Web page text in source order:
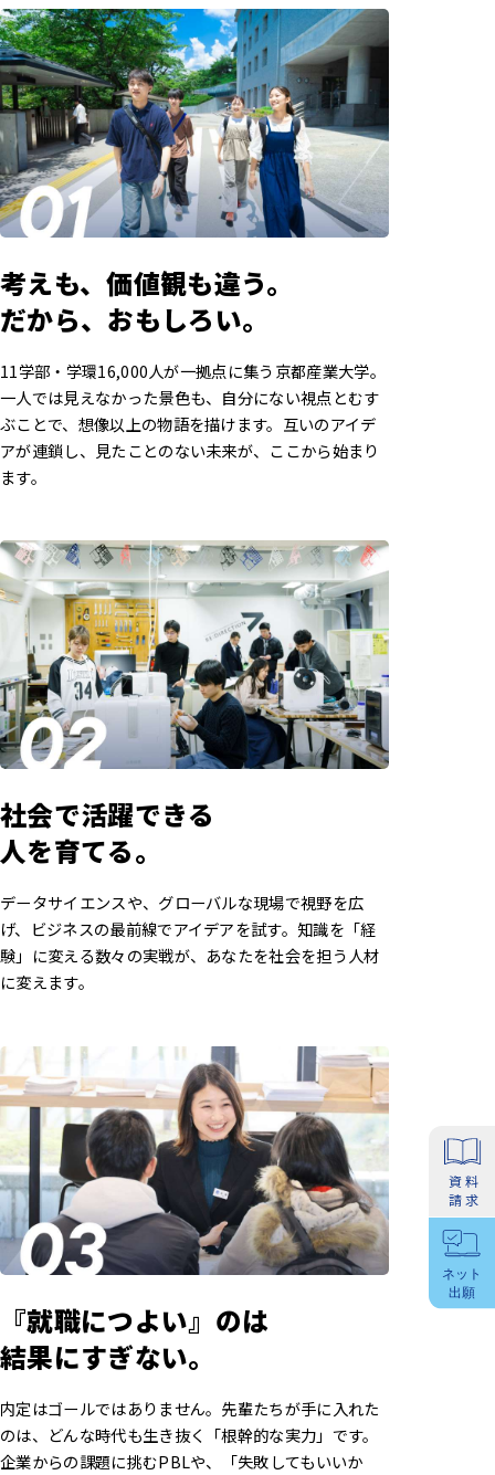
考えも、価値観も違う。
だから、おもしろい。
11学部・学環16,000人が一拠点に集う京都産業大学。
一人では見えなかった景色も、自分にない視点とむす
ぶことで、想像以上の物語を描けます。互いのアイデ
アが連鎖し、見たことのない未来が、ここから始まり
ます。
社会で活躍できる
人を育てる。
データサイエンスや、グローバルな現場で視野を広
げ、ビジネスの最前線でアイデアを試す。知識を「経
験」に変える数々の実戦が、あなたを社会を担う人材
に変えます。
『就職につよい』のは
結果にすぎない。
内定はゴールではありません。先輩たちが手に入れた
のは、どんな時代も生き抜く「根幹的な実力」です。
企業からの課題に挑むPBLや、「失敗してもいいか